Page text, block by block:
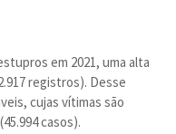
em 2021, uma alta
registros). Desse
cujas vítimas são
casos).